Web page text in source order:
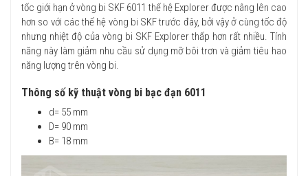
tốc giới hạn ở vòng bi SKF 6011 thế hệ Explorer được nâng lên cao
hơn so với các thế hệ vòng bi SKF trước đây, bởi vậy ở cùng tốc độ
nhưng nhiệt độ của vòng bi SKF Explorer thấp hơn rất nhiều. Tính
năng này làm giảm nhu cầu sử dụng mỡ bôi trơn và giảm tiêu hao
năng lượng trên vòng bi.
Thông số kỹ thuật vòng bi bạc đạn 6011
d= 55 mm
D= 90 mm
B= 18 mm​